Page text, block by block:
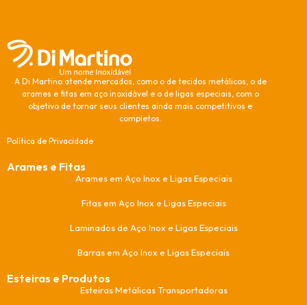
A Di Martino atende mercados, como o de tecidos metálicos, o de
arames e fitas em aço inoxidável e o de ligas especiais, com o
objetivo de tornar seus clientes ainda mais competitivos e
completos.
Política de Privacidade
Arames e Fitas
Arames em Aço Inox e Ligas Especiais
Fitas em Aço Inox e Ligas Especiais
Laminados de Aço Inox e Ligas Especiais
Barras em Aço Inox e Ligas Especiais
Esteiras e Produtos
Esteiras Metálicas Transportadoras